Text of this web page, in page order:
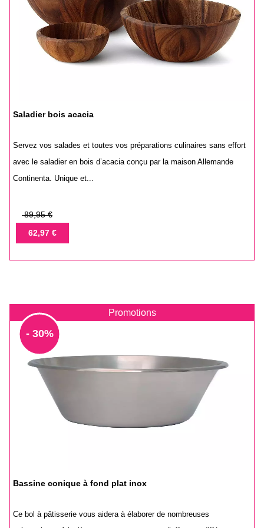
Saladier bois acacia
Servez vos salades et toutes vos préparations culinaires sans effort
avec le saladier en bois d’acacia conçu par la maison Allemande
Continenta. Unique et...
Prix
base
89,95 €
Prix62,97 €
Promotions
- 30%
Bassine conique à fond plat inox
Ce bol à pâtisserie vous aidera à élaborer de nombreuses